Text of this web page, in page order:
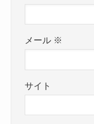
メール ※
サイト